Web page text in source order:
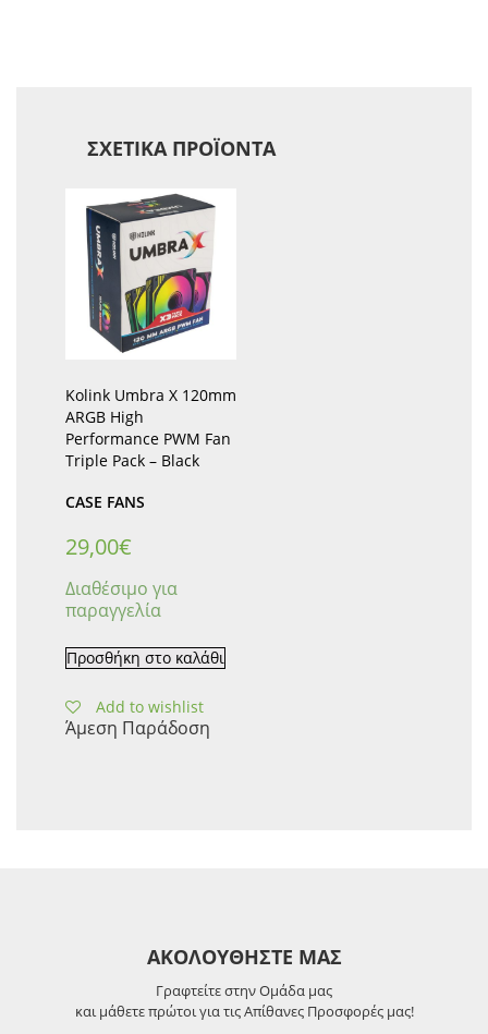
ΣΧΕΤΙΚΆ ΠΡΟΪΌΝΤΑ
Kolink Umbra X 120mm
ARGB High
Performance PWM Fan
Triple Pack – Black
CASE FANS
29,00€
Διαθέσιμο για
παραγγελία
Προσθήκη στο καλάθι
Add to wishlist
Άμεση Παράδοση
ΑΚΟΛΟΥΘΗΣΤΕ ΜΑΣ
Γραφτείτε στην Ομάδα μας
και μάθετε πρώτοι για τις Απίθανες Προσφορές μας!